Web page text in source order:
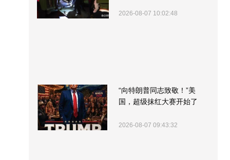
2026-08-07 10:02:48
“向特朗普同志致敬！”美
国，超级抹红大赛开始了
2026-08-07 09:43:32